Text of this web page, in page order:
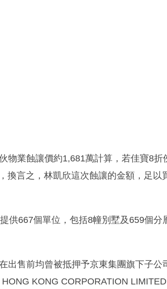
物業蝕讓價約1,681萬計算，若佳寶8
換言之，林凱欣這次蝕讓的金額，足
供667個單位，包括8幢別墅及659個
出售前均曾被抵押予京東集團旗下子公
KONG CORPORATION